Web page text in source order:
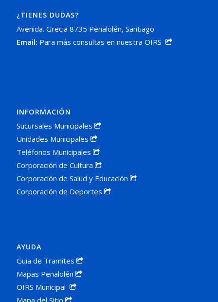
¿TIENES DUDAS?
Avenida. Grecia 8735 Peñalolén, Santiago
Email: Para más consultas en nuestra OIRS
INFORMACIÓN
Sucursales Municipales
Unidades Municipales
Teléfonos Municipales
Corporación de Cultura
Corporación de Salud y Educación
Corporación de Deportes
AYUDA
Guia de Tramites
Mapas Peñalolén
OIRS Municipal